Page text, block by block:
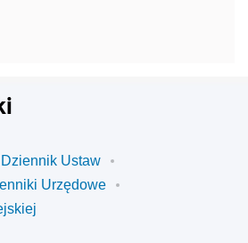
Dziennik Ustaw
Urzędowe